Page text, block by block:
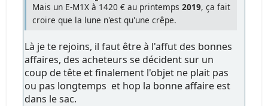
Mais un E-M1X à 1420 € au printemps2019, ça fait
croire que la lune n'est qu'une crêpe.
Là je te rejoins, il faut être à l'affut des bonnes
affaires, des acheteurs se décident sur un
coup de tête et finalement l'objet ne plait pas
ou pas longtemps et hop la bonne affaire est
dans le sac.